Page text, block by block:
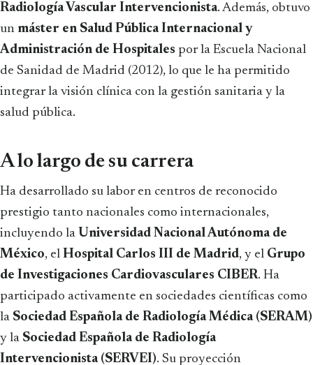
Radiología Vascular Intervencionista. Además, obtuvo
un máster en Salud Pública Internacional y
Administración de Hospitales por la Escuela Nacional
de Sanidad de Madrid (2012), lo que le ha permitido
integrar la visión clínica con la gestión sanitaria y la
salud pública.
A lo largo de su carrera
Ha desarrollado su labor en centros de reconocido
prestigio tanto nacionales como internacionales,
incluyendo la Universidad Nacional Autónoma de
México, el Hospital Carlos III de Madrid, y el Grupo
de Investigaciones Cardiovasculares CIBER. Ha
participado activamente en sociedades científicas como
la Sociedad Española de Radiología Médica (SERAM)
y la Sociedad Española de Radiología
Intervencionista (SERVEI). Su proyección